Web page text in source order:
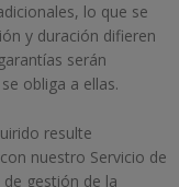
lo que se
y duración difieren
serán
obliga a ellas.
resulte
nuestro Servicio de
gestión de la